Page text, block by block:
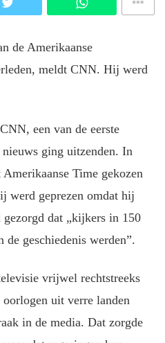
de Amerikaanse
meldt CNN. Hij werd
een van de eerste
ging uitzenden. In
Time gekozen
werd geprezen omdat hij
dat „kijkers in 150
de geschiedenis werden”.
vrijwel rechtstreeks
uit verre landen
in de media. Dat zorgde